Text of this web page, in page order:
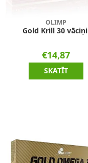
OLIMP
Gold Krill 30 vāciņi.
€14,87
SKATĪT